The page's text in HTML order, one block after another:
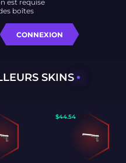
CONNEXION
est requise
boîtes
SKINS
$44.54